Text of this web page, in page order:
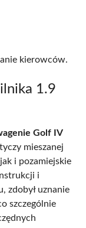
kierowców.
1.9
Golf IV
mieszanej
i pozamiejskie
i
zdobył uznanie
szczególnie